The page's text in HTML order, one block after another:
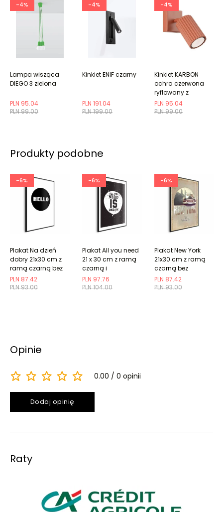
-4%
PLN 99.00
PLN 95.04
Lampa wisząca
DIEGO 3 zielona
-4%
PLN 199.00
PLN 191.04
Kinkiet ENIF czarny
-4%
PLN 99.00
PLN 95.04
Kinkiet KARBON
ochra czerwona
ryflowany z
regulowanym
kloszem
Produkty podobne
-6%
PLN 93.00
PLN 87.42
Plakat Na dzień
dobry 21x30 cm z
ramą czarną bez
marginesu
-6%
PLN 104.00
PLN 97.76
Plakat All you need
21 x 30 cm z ramą
czarną i
marginesem
-6%
PLN 93.00
PLN 87.42
Plakat New York
21x30 cm z ramą
czarną bez
marginesu
Opinie
0.00 0 opinii
Dodaj opinię
Raty